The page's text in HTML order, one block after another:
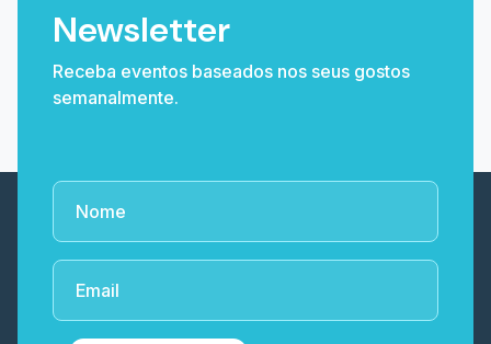
Newsletter
Receba eventos baseados nos seus gostos
semanalmente.